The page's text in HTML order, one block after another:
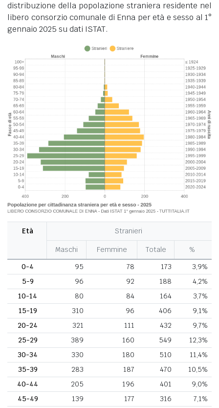
distribuzione della popolazione straniera residente nel
libero consorzio comunale di Enna per età e sesso al 1°
gennaio 2025 su dati ISTAT.
Età Stranieri
Maschi Femmine Totale
%
0-4
95 78 173
3,9%
5-9
96 92 188
4,2%
10-14
80 84 164
3,7%
15-19
310 96 406
9,1%
20-24
321 111 432
9,7%
25-29
389 160 549
12,3%
30-34
330 180 510
11,4%
35-39
283 187 470
10,5%
40-44
205 196 401
9,0%
45-49
139 177 316
7,1%